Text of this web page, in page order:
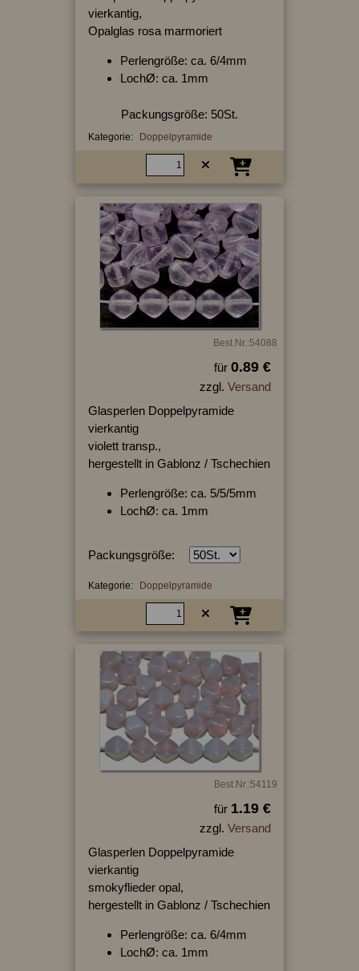
vierkantig,
Opalglas rosa marmoriert
Perlengröße: ca. 6/4mm
LochØ: ca. 1mm
Packungsgröße: 50St.
Kategorie: Doppelpyramide
Best.Nr.:54088
für 0.89 €
zzgl. Versand
Glasperlen Doppelpyramide
vierkantig
violett transp.,
hergestellt in Gablonz / Tschechien
Perlengröße: ca. 5/5/5mm
LochØ: ca. 1mm
Packungsgröße:
Kategorie: Doppelpyramide
Best.Nr.:54119
für 1.19 €
zzgl. Versand
Glasperlen Doppelpyramide
vierkantig
smokyflieder opal,
hergestellt in Gablonz / Tschechien
Perlengröße: ca. 6/4mm
LochØ: ca. 1mm